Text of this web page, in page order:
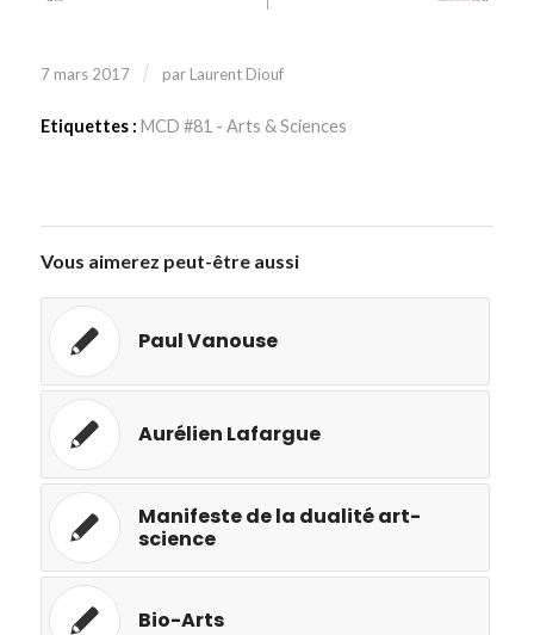
7 mars 2017 / par Laurent Diouf
Etiquettes : MCD #81 - Arts & Sciences
Vous aimerez peut-être aussi
Paul Vanouse
Aurélien Lafargue
Manifeste de la dualité art-
science
Bio-Arts